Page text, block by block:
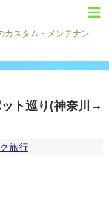
カスタム・メンテナン
ト巡り(神奈川→
旅行